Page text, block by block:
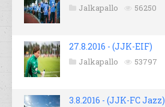
Jalkapallo 56250
27.8.2016 - (JJK-EIF)
Jalkapallo 53797
3.8.2016 - (JJK-FC Jazz)